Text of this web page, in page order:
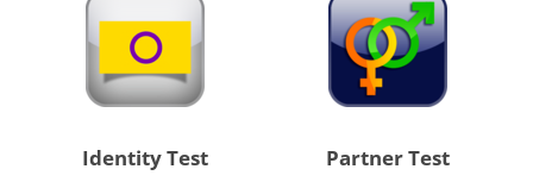
Identity Test Partner Test